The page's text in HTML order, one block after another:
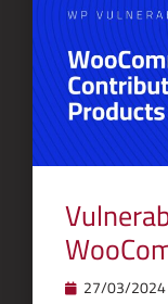
27/03/2024